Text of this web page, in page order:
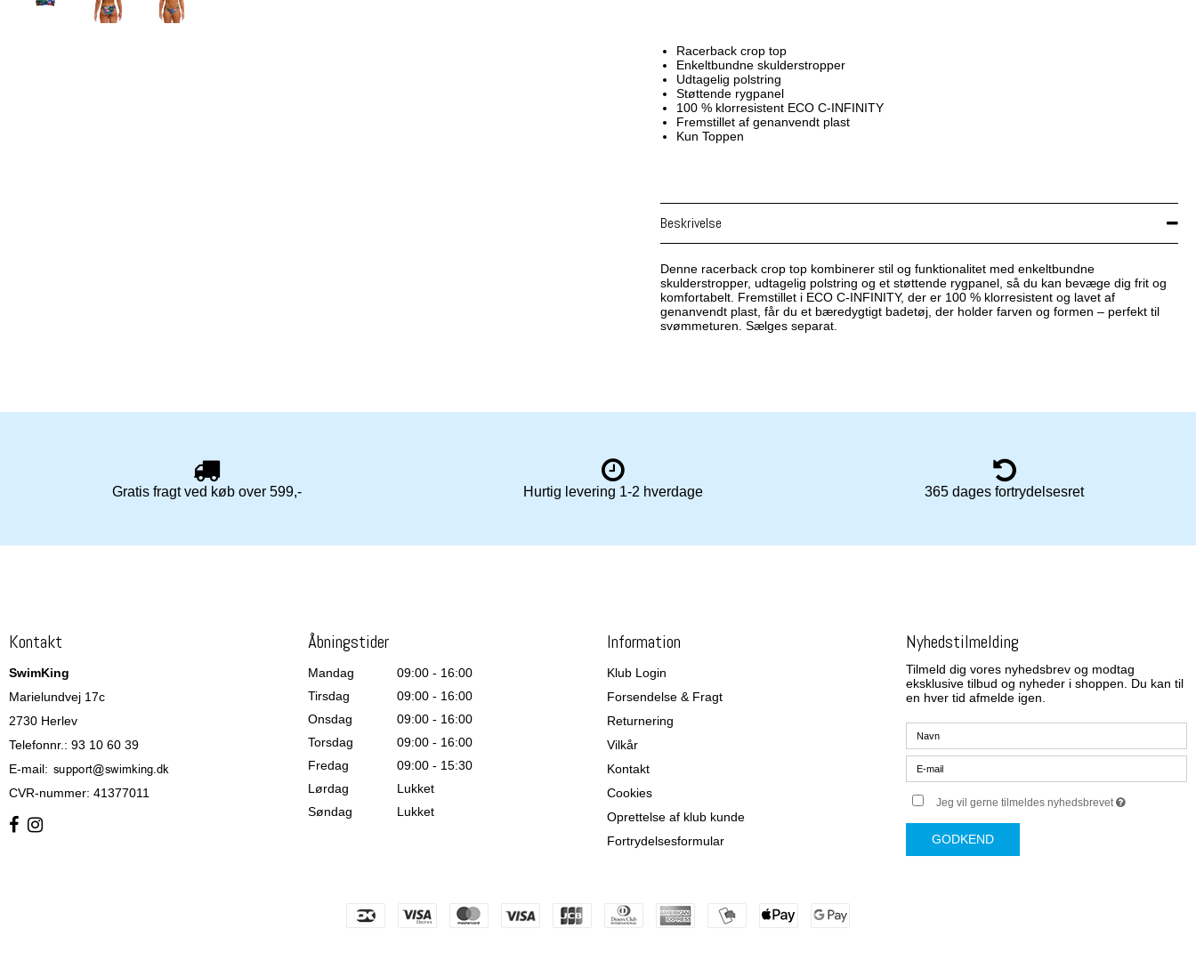
Racerback crop top
Enkeltbundne skulderstropper
Udtagelig polstring
Støttende rygpanel
100 % klorresistent ECO C-INFINITY
Fremstillet af genanvendt plast
Kun Toppen
Beskrivelse
Denne racerback crop top kombinerer stil og funktionalitet med enkeltbundne
skulderstropper, udtagelig polstring og et støttende rygpanel, så du kan bevæge dig frit og
komfortabelt. Fremstillet i ECO C-INFINITY, der er 100 % klorresistent og lavet af
genanvendt plast, får du et bæredygtigt badetøj, der holder farven og formen – perfekt til
svømmeturen. Sælges separat.
Gratis fragt ved køb over 599,- Hurtig levering 1-2 hverdage 365 dages fortrydelsesret
Kontakt
SwimKing
Marielundvej 17c
2730 Herlev
Telefonnr.: 93 10 60 39
E-mail:
CVR-nummer: 41377011
Åbningstider
Mandag
09:00 - 16:00
Tirsdag
09:00 - 16:00
Onsdag
09:00 - 16:00
Torsdag
09:00 - 16:00
Fredag
09:00 - 15:30
Lørdag
Lukket
Søndag
Lukket
Information
Klub Login
Forsendelse & Fragt
Returnering
Vilkår
Kontakt
Cookies
Oprettelse af klub kunde
Fortrydelsesformular
Nyhedstilmelding
Tilmeld dig vores nyhedsbrev og modtag
eksklusive tilbud og nyheder i shoppen. Du kan til
en hver tid afmelde igen.
Jeg vil gerne tilmeldes nyhedsbrevet
GODKEND